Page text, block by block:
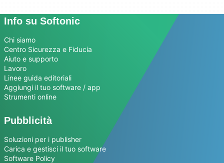
Info su Softonic
Chi siamo
Centro Sicurezza e Fiducia
Aiuto e supporto
Lavoro
Linee guida editoriali
Aggiungi il tuo software / app
Strumenti online
Pubblicità
Soluzioni per i publisher
Carica e gestisci il tuo software
Software Policy